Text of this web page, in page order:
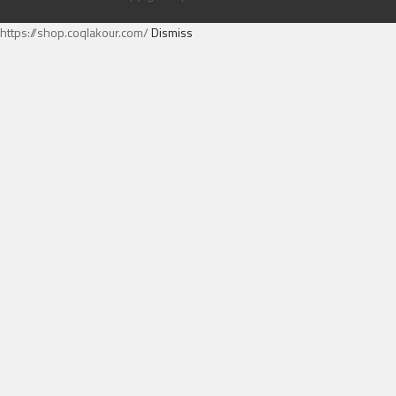
https://shop.coqlakour.com/Dismiss